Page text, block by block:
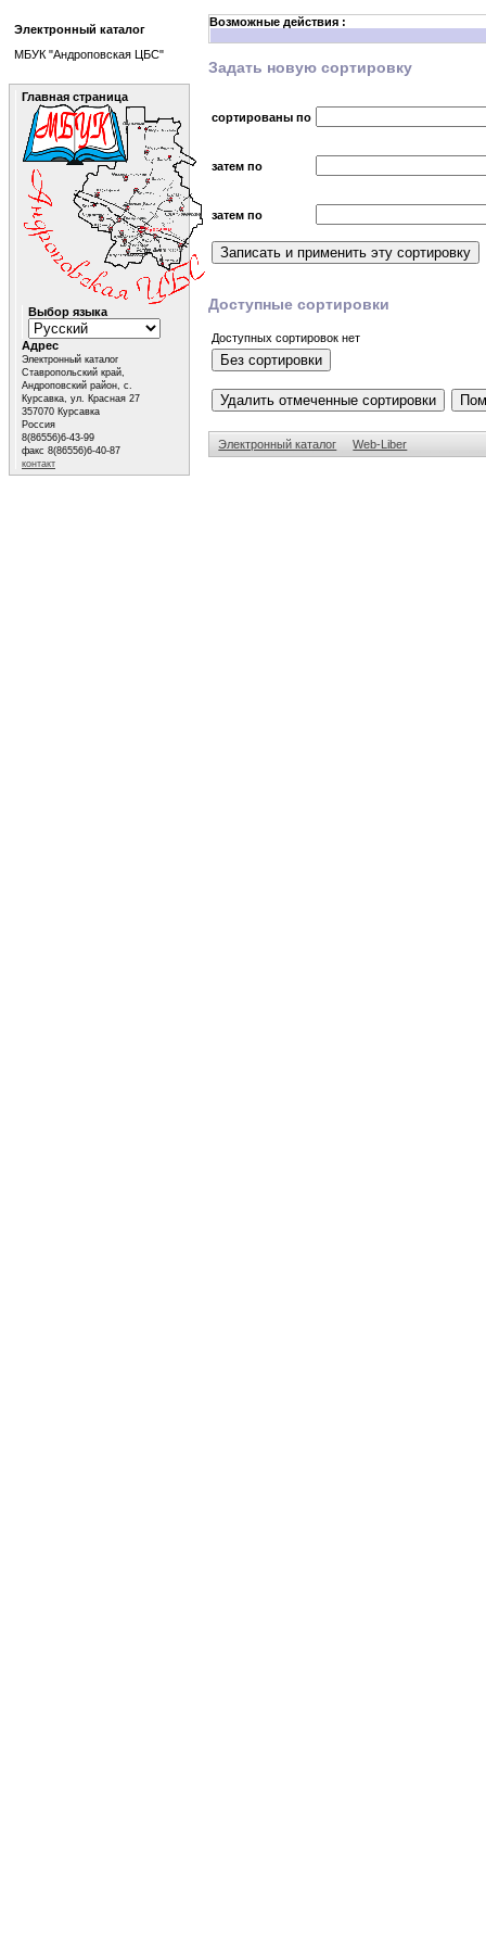
Возможные действия :
Задать новую сортировку
сортированы по
затем по
затем по
Доступные сортировки
Доступных сортировок нет
Электронный каталог Web-Liber
Электронный каталог
МБУК "Андроповская ЦБС"
Главная страница
Выбор языка
Адрес
Электронный каталог
Ставропольский край,
Андроповский район, с.
Курсавка, ул. Красная 27
357070 Курсавка
Россия
8(86556)6-43-99
факс 8(86556)6-40-87
контакт